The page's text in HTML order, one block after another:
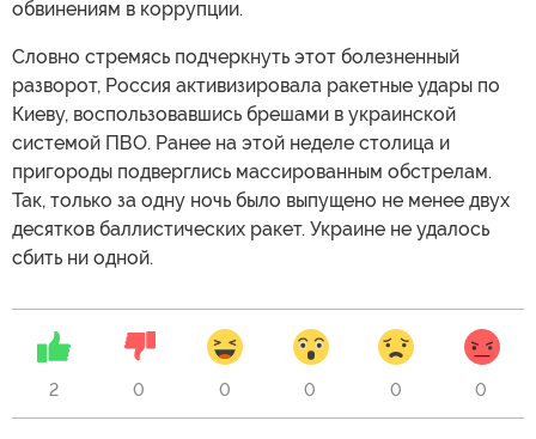
обвинениям в коррупции.
Словно стремясь подчеркнуть этот болезненный
разворот, Россия активизировала ракетные удары по
Киеву, воспользовавшись брешами в украинской
системой ПВО. Ранее на этой неделе столица и
пригороды подверглись массированным обстрелам.
Так, только за одну ночь было выпущено не менее двух
десятков баллистических ракет. Украине не удалось
сбить ни одной.
2 0 0 0 0 0